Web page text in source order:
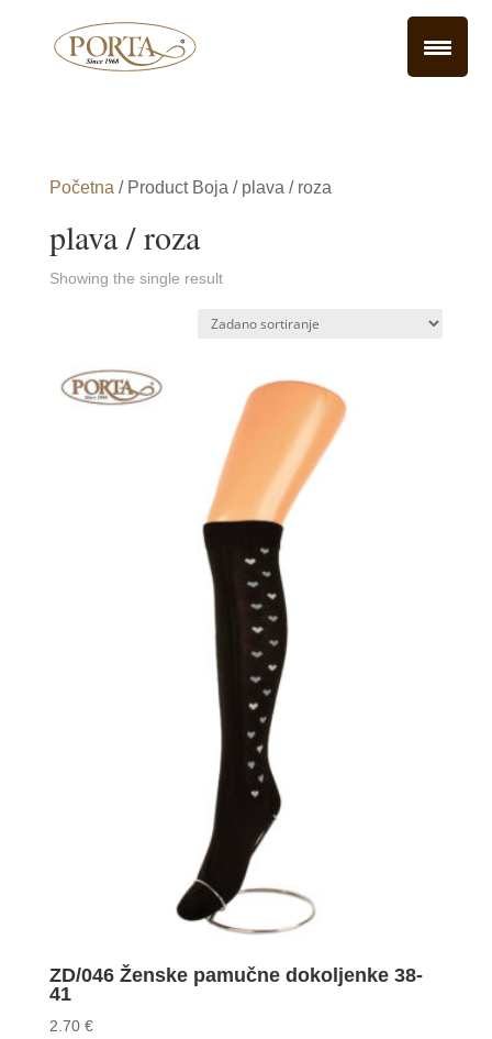
Početna / Product Boja / plava / roza
plava / roza
Showing the single result
ZD/046 Ženske pamučne dokoljenke 38-
41
2.70 €